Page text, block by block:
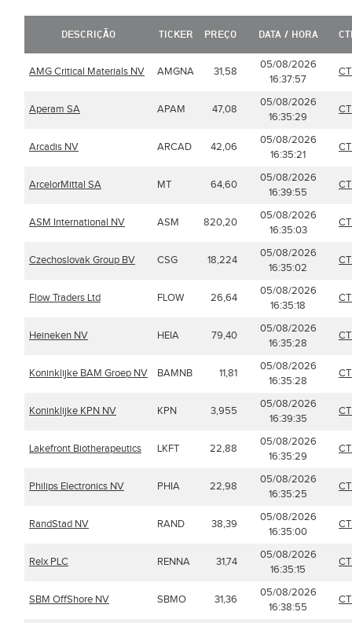
DESCRIÇÃO TICKER PREÇO DATA / HORA
AMG Critical Materials NV AMGNA 31,58
05/08/2026
16:37:57
Aperam SA APAM 47,08
05/08/2026
16:35:29
Arcadis NV ARCAD 42,06
05/08/2026
16:35:21
ArcelorMittal SA MT 64,60
05/08/2026
16:39:55
ASM International NV ASM 820,20
05/08/2026
16:35:03
Czechoslovak Group BV CSG 18,224
05/08/2026
16:35:02
Flow Traders Ltd FLOW 26,64
05/08/2026
16:35:18
Heineken NV HEIA 79,40
05/08/2026
16:35:28
Koninklijke BAM Groep NV BAMNB 11,81
05/08/2026
16:35:28
Koninklijke KPN NV KPN 3,955
05/08/2026
16:39:35
Lakefront Biotherapeutics LKFT 22,88
05/08/2026
16:35:29
Philips Electronics NV PHIA 22,98
05/08/2026
16:35:25
RandStad NV RAND 38,39
05/08/2026
16:35:00
Relx PLC RENNA 31,74
05/08/2026
16:35:15
SBM OffShore NV SBMO 31,36
05/08/2026
16:38:55